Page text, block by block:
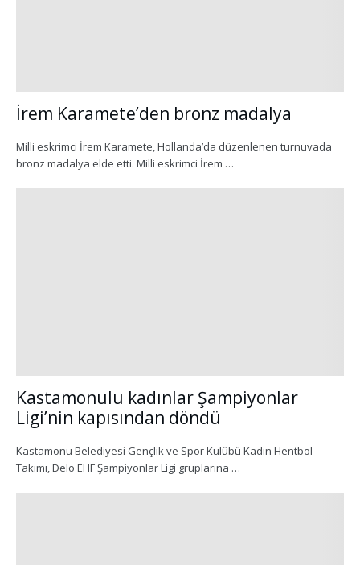
İrem Karamete’den bronz madalya
Milli eskrimci İrem Karamete, Hollanda’da düzenlenen turnuvada
bronz madalya elde etti. Milli eskrimci İrem …
Kastamonulu kadınlar Şampiyonlar
Ligi’nin kapısından döndü
Kastamonu Belediyesi Gençlik ve Spor Kulübü Kadın Hentbol
Takımı, Delo EHF Şampiyonlar Ligi gruplarına …